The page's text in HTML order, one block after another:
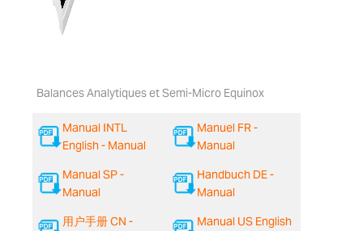
Balances Analytiques et Semi-Micro Equinox
Manual INTL
English - Manual
Manuel FR -
Manual
Manual SP -
Manual
Handbuch DE -
Manual
用户手册 CN -
Manual US English